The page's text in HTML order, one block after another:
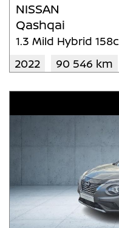
NISSAN
Qashqai
1.3 Mild Hybrid
2022
90 546 km